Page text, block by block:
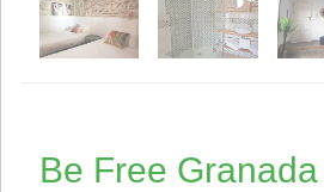
Be Free Granada